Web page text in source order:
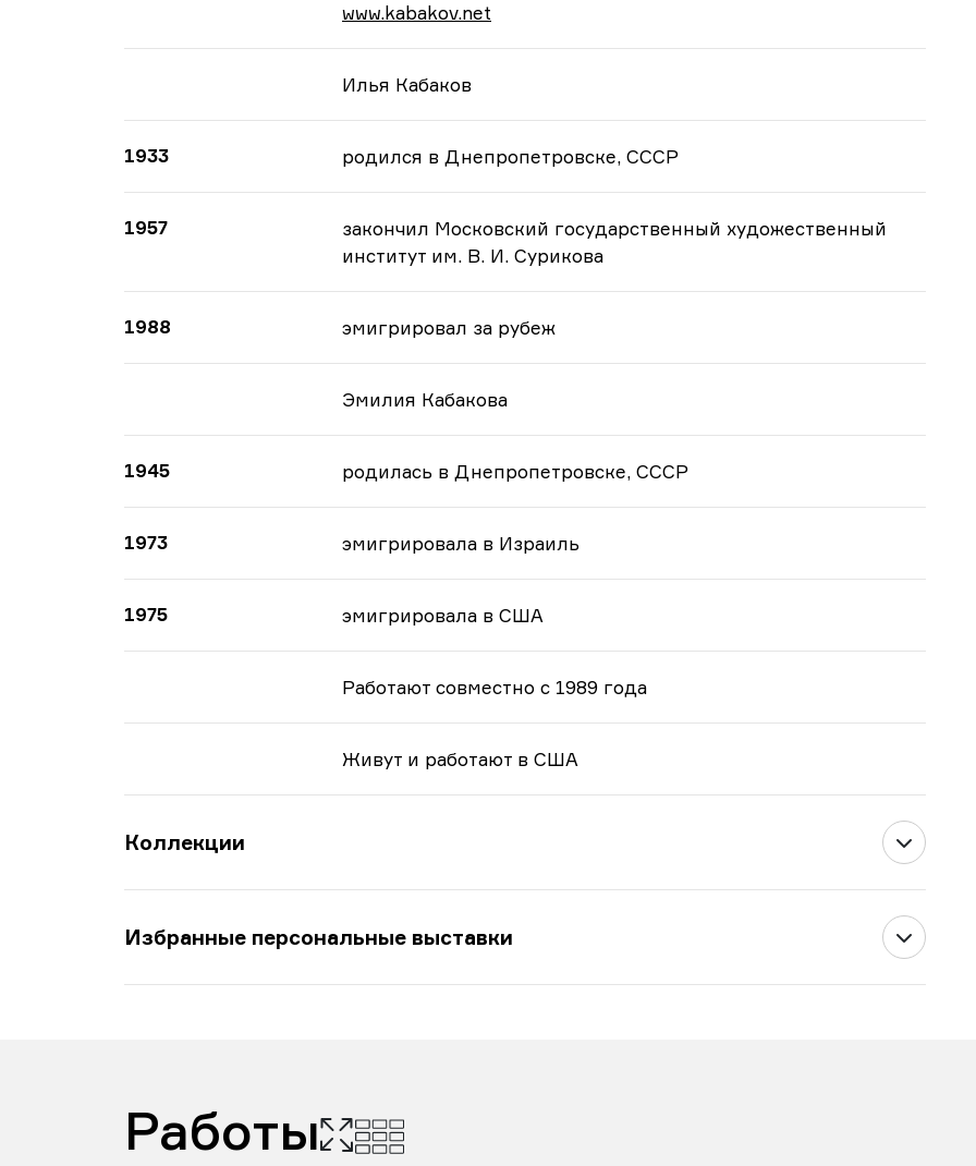
www.kabakov.net
Илья Кабаков
1933 родился в Днепропетровске, СССР
1957
закончил Московский государственный художественный
институт им. В. И. Сурикова
1988 эмигрировал за рубеж
Эмилия Кабакова
1945 родилась в Днепропетровске, СССР
1973 эмигрировала в Израиль
1975 эмигрировала в США
Работают совместно с 1989 года
Живут и работают в США
Коллекции
Избранные персональные выставки
Работы